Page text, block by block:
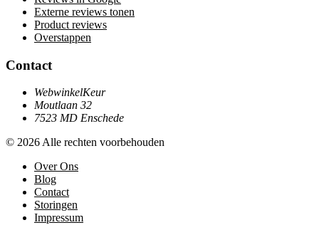
Externe reviews tonen
Product reviews
Overstappen
Contact
WebwinkelKeur
Moutlaan 32
7523 MD Enschede
© 2026 Alle rechten voorbehouden
Over Ons
Blog
Contact
Storingen
Impressum